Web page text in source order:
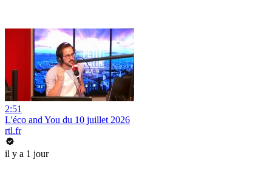
2:51
L'éco and You du 10 juillet 2026
rtl.fr
il y a 1 jour